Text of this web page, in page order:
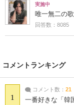
実施中
唯一無二の
回答数：8085
コメントランキング
1
コメント数： 21
一番好きな「韓